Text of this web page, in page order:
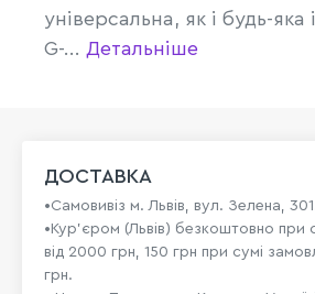
універсальна, як і будь-
G-... Детальніше
ДОСТАВКА
•Самовивіз м. Львів, вул. Зелена,
•Кур'єром (Львів) безкоштовно при
від 2000 грн, 150 грн при сумі
грн.